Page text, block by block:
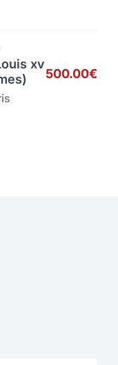
xv
500.00€